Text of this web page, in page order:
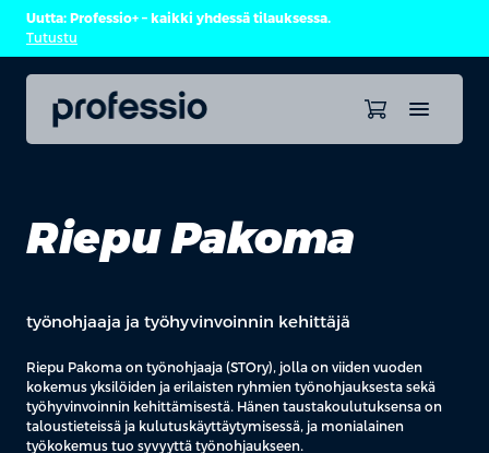
Uutta: Professio+ – kaikki yhdessä tilauksessa.
Tutustu
Riepu Pakoma
työnohjaaja ja työhyvinvoinnin kehittäjä
Riepu Pakoma on työnohjaaja (STOry), jolla on viiden vuoden
kokemus yksilöiden ja erilaisten ryhmien työnohjauksesta sekä
työhyvinvoinnin kehittämisestä. Hänen taustakoulutuksensa on
taloustieteissä ja kulutuskäyttäytymisessä, ja monialainen
työkokemus tuo syvyyttä työnohjaukseen.